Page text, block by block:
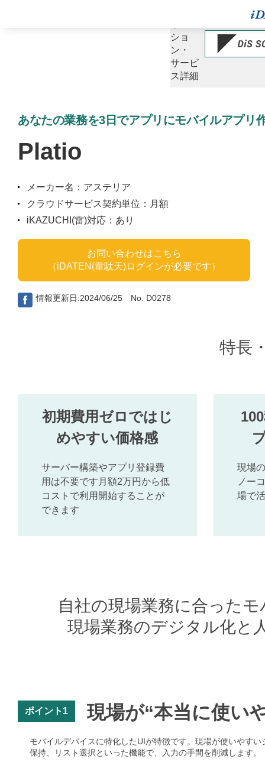
ショ
ン・
サービ
ス詳細
あなたの業務を3日でアプリにモバイルアプリ
Platio
メーカー名：アステリア
クラウドサービス契約単位：月額
iKAZUCHI(雷)対応：あり
お問い合わせはこちら
（iDATEN(韋駄天)ログインが必要です）
情報更新日:2024/06/25 No. D0278
特長
初期費用ゼロではじ
めやすい価格感
サーバー構築やアプリ登録費
用は不要です月額2万円から低
コストで利用開始することが
できます
現場
ノー
場で
自社の現場業務に合った
現場業務のデジタル化と
ポイント1 現場が“本当に使い
モバイルデバイスに特化したUIが特徴です。現場が使いやす
保持、リスト選択といった機能で、入力の手間を削減します。